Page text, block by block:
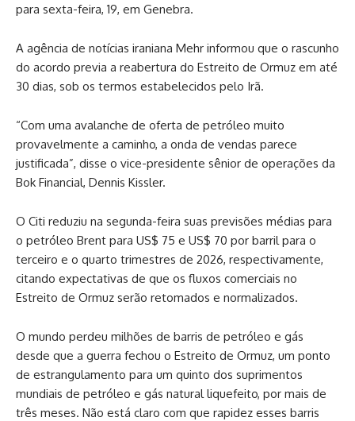
para sexta-feira, 19, em Genebra.
A agência de notícias iraniana Mehr informou que o rascunho
do acordo previa a reabertura do Estreito de Ormuz em ‌até
30 dias, sob os termos estabelecidos pelo Irã.
“Com uma avalanche de oferta de petróleo muito
provavelmente a caminho, a onda de vendas parece
justificada”, disse o vice-presidente sênior de operações da
Bok Financial, Dennis Kissler.
O Citi reduziu na segunda-feira suas previsões médias para
o petróleo Brent para US$ 75 e US$ 70 por barril para o
terceiro e o quarto trimestres de 2026, respectivamente,
citando expectativas de que os fluxos comerciais no
Estreito de Ormuz serão retomados e normalizados.
O mundo perdeu milhões de barris de petróleo e gás
desde que a guerra ‌fechou o Estreito de Ormuz, um ponto
de estrangulamento para um quinto dos suprimentos
mundiais de petróleo e gás natural liquefeito, por mais de
três meses. Não está claro com que rapidez esses barris